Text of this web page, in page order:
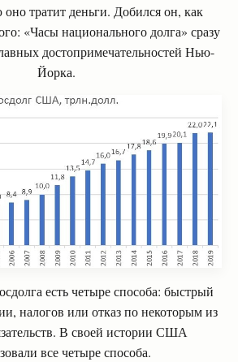
оно тратит деньги. Добился он, как
«Часы национального долга» сразу
достопримечательностей Нью-
Йорка.
есть четыре способа: быстрый
налогов или отказ по некоторым из
В своей истории США
все четыре способа.